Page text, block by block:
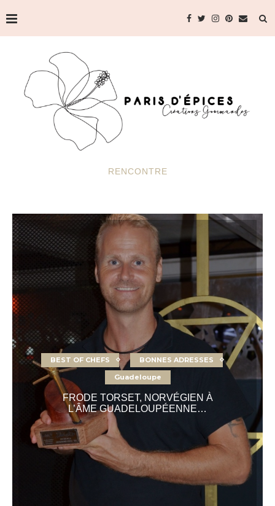
RENCONTRE
BEST OF CHEFS
BONNES ADRESSES
Guadeloupe
FRODE TORSET, NORVÉGIEN À
L’ÂME GUADELOUPÉENNE…